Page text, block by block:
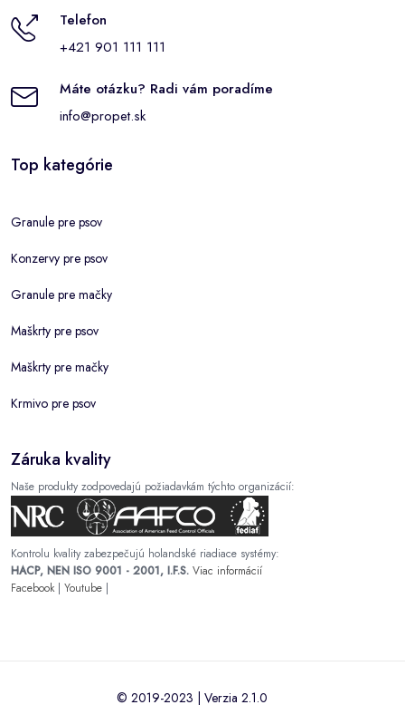
Telefon
+421 901 111 111
Máte otázku? Radi vám poradíme
info@propet.sk
Top kategórie
Granule pre psov
Konzervy pre psov
Granule pre mačky
Maškrty pre psov
Maškrty pre mačky
Krmivo pre psov
Záruka kvality
Naše produkty zodpovedajú požiadavkám týchto organizácií:
Kontrolu kvality zabezpečujú holandské riadiace systémy:
HACP, NEN ISO 9001 - 2001, I.F.S. Viac informácií
Facebook| Youtube |
© 2019-2023 | Verzia 2.1.0